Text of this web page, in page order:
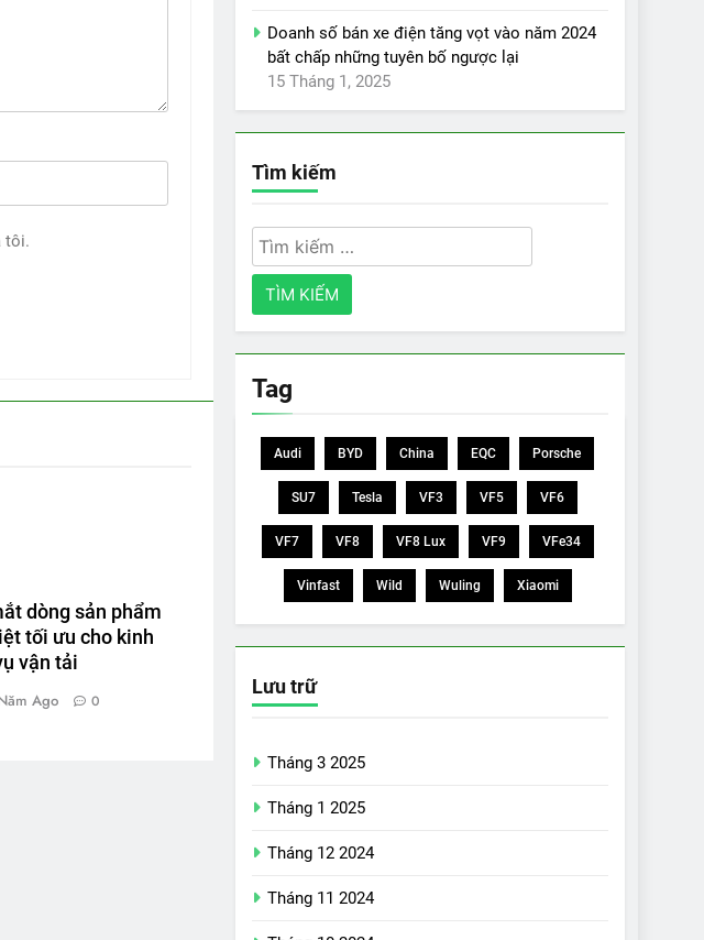
tôi.
dòng sản phẩm
tối ưu cho kinh
vận tải
Ago 0
Doanh số bán xe điện tăng vọt vào năm 2024
bất chấp những tuyên bố ngược lại
15 Tháng 1, 2025
Tìm kiếm
Tìm
kiếm
cho:
Tag
Audi BYD China EQC Porsche
SU7 Tesla VF3 VF5 VF6
VF7 VF8 VF8 Lux VF9 VFe34
Vinfast Wild Wuling Xiaomi
Lưu trữ
Tháng 3 2025
Tháng 1 2025
Tháng 12 2024
Tháng 11 2024